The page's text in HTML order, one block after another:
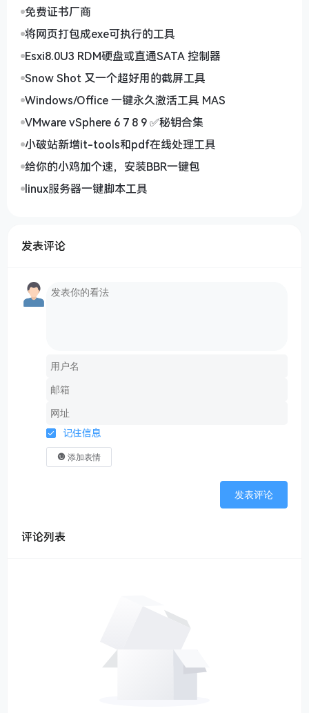
免费证书厂商
将网页打包成exe可执行的工具
Esxi8.0U3 RDM硬盘或直通SATA 控制器
Snow Shot 又一个超好用的截屏工具
Windows/Office 一键永久激活工具 MAS
VMware vSphere 6 7 8 9 ✅秘钥合集
小破站新增it-tools和pdf在线处理工具
给你的小鸡加个速，安装BBR一键包
linux服务器一键脚本工具
发表评论
记住信息
添加表情
发表评论
评论列表